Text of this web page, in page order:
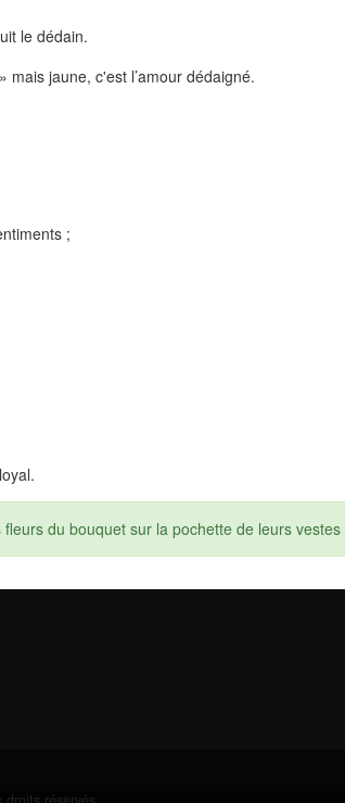
le dédain.
jaune, c'est l’amour dédaigné.
;
du bouquet sur la pochette de leurs